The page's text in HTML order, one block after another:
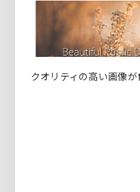
クオリティの高い画像